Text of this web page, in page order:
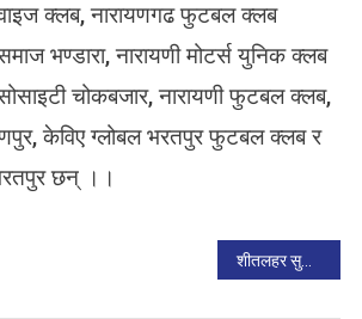
क्लब, नारायणगढ फुटबल क्लब
भण्डारा, नारायणी मोटर्स युनिक क्लब
चोकबजार, नारायणी फुटबल क्लब,
केविए ग्लोबल भरतपुर फुटबल क्लब र
छन् ।।
शीतलहर सुरु भएपछि विद्यालय बन्द भयो